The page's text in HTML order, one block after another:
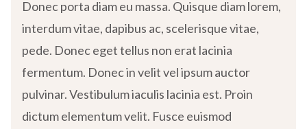
Donec porta diam eu massa. Quisque diam lorem,
interdum vitae, dapibus ac, scelerisque vitae,
pede. Donec eget tellus non erat lacinia
fermentum. Donec in velit vel ipsum auctor
pulvinar. Vestibulum iaculis lacinia est. Proin
dictum elementum velit. Fusce euismod